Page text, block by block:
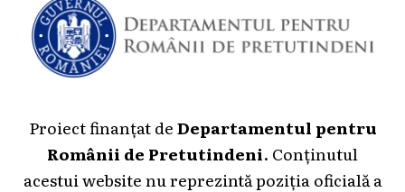
Proiect finanțat deDepartamentul pentru
Românii de Pretutindeni. Conținutul
acestui website nu reprezintă poziția oficială a